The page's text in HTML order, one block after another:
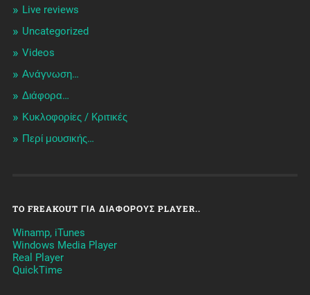
Live reviews
Uncategorized
Videos
Ανάγνωση…
Διάφορα…
Κυκλοφορίες / Kριτικές
Περί μουσικής…
TO FREAKOUT ΓΙΑ ΔΙΆΦΟΡΟΥΣ PLAYER..
Winamp, iTunes
Windows Media Player
Real Player
QuickTime